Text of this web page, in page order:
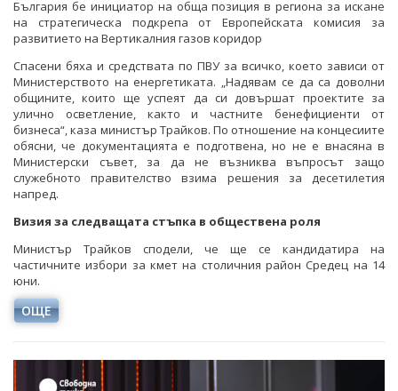
България бе инициатор на обща позиция в региона за искане
на стратегическа подкрепа от Европейската комисия за
развитието на Вертикалния газов коридор
Спасени бяха и средствата по ПВУ за всичко, което зависи от
Министерството на енергетиката. „Надявам се да са доволни
общините, които ще успеят да си довършат проектите за
улично осветление, както и частните бенефициенти от
бизнеса“, каза министър Трайков. По отношение на концесиите
обясни, че документацията е подготвена, но не е внасяна в
Министерски съвет, за да не възниква въпросът защо
служебното правителство взима решения за десетилетия
напред.
Визия за следващата стъпка в обществена роля
Министър Трайков сподели, че ще се кандидатира на
частичните избори за кмет на столичния район Средец на 14
юни.
ОЩЕ